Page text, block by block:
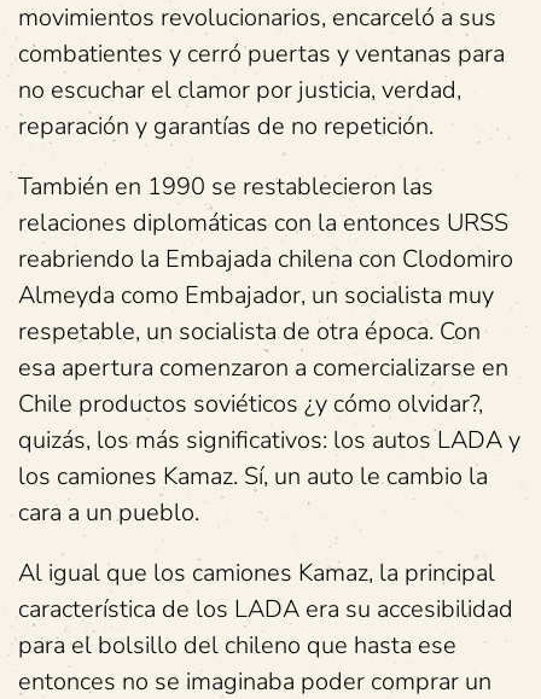
movimientos revolucionarios, encarceló a sus
combatientes y cerró puertas y ventanas para
no escuchar el clamor por justicia, verdad,
reparación y garantías de no repetición.
También en 1990 se restablecieron las
relaciones diplomáticas con la entonces URSS
reabriendo la Embajada chilena con Clodomiro
Almeyda como Embajador, un socialista muy
respetable, un socialista de otra época. Con
esa apertura comenzaron a comercializarse en
Chile productos soviéticos ¿y cómo olvidar?,
quizás, los más significativos: los autos LADA y
los camiones Kamaz. Sí, un auto le cambio la
cara a un pueblo.
Al igual que los camiones Kamaz, la principal
característica de los LADA era su accesibilidad
para el bolsillo del chileno que hasta ese
entonces no se imaginaba poder comprar un